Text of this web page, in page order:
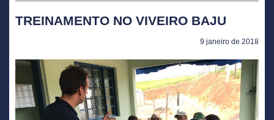
TREINAMENTO NO VIVEIRO BAJU
9 janeiro de 2018